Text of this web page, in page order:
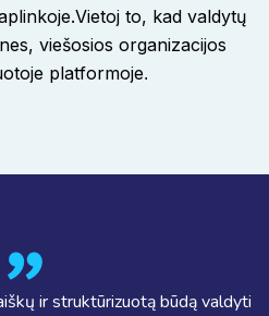
Vietoj to, kad valdytų
viešosios organizacijos
platformoje.
ir struktūrizuotą būdą valdyti